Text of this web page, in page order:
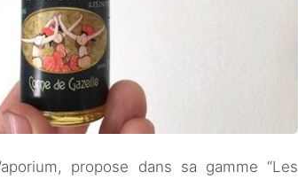
propose dans sa gamme “Les